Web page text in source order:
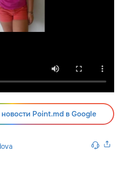
Point.md в Google